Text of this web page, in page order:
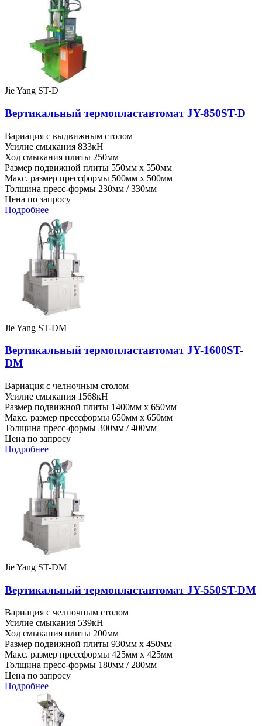
Jie Yang ST-D
Вертикальный термопластавтомат JY-850ST-D
Вариация с выдвижным столом
Усилие смыкания 833кН
Ход смыкания плиты 250мм
Размер подвижной плиты 550мм x 550мм
Макс. размер прессформы 500мм x 500мм
Толщина пресс-формы 230мм / 330мм
Цена по запросу
Подробнее
Jie Yang ST-DM
Вертикальный термопластавтомат JY-1600ST-
DM
Вариация с челночным столом
Усилие смыкания 1568кН
Размер подвижной плиты 1400мм x 650мм
Макс. размер прессформы 650мм x 650мм
Толщина пресс-формы 300мм / 400мм
Цена по запросу
Подробнее
Jie Yang ST-DM
Вертикальный термопластавтомат JY-550ST-DM
Вариация с челночным столом
Усилие смыкания 539кН
Ход смыкания плиты 200мм
Размер подвижной плиты 930мм x 450мм
Макс. размер прессформы 425мм x 425мм
Толщина пресс-формы 180мм / 280мм
Цена по запросу
Подробнее